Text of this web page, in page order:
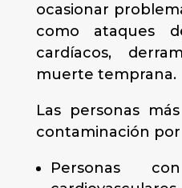
ocasionar
como ataques
cardíacos,
muerte temprana.
Las personas
contaminación
Personas